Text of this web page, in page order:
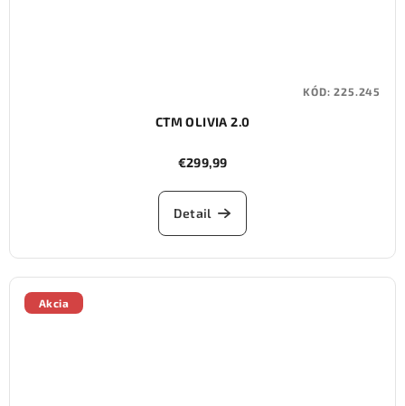
CTM OLIVIA 2.0
€299,99
Detail
KÓD:225.245
Akcia